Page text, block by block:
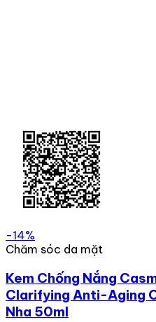
-14%
Chăm sóc da mặt
Kem Chống Nắng
Clarifying Anti-Aging
Nha 50ml